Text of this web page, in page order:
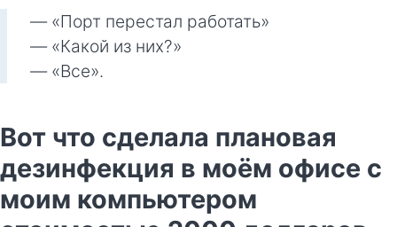
— «Порт перестал работать»
— «Какой из них?»
— «Все».
Вот что сделала плановая
дезинфекция в моём офисе с
моим компьютером